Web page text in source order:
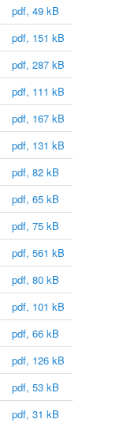
pdf, 49 kB
pdf, 151 kB
pdf, 287 kB
pdf, 111 kB
pdf, 167 kB
pdf, 131 kB
pdf, 82 kB
pdf, 65 kB
pdf, 75 kB
pdf, 561 kB
pdf, 80 kB
pdf, 101 kB
pdf, 66 kB
pdf, 126 kB
pdf, 53 kB
pdf, 31 kB